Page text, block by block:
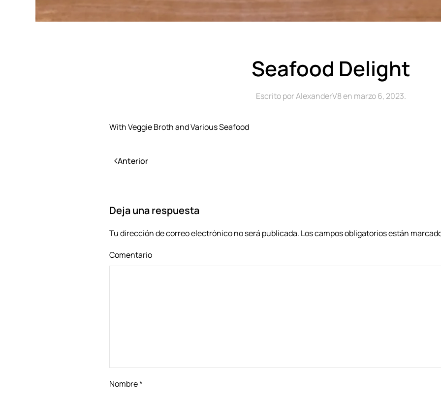
Seafood Delight
Escrito porAlexanderV8en marzo 6, 2023.
With Veggie Broth and Various Seafood
Anterior
Deja una respuesta
Tu dirección de correo electrónico no será publicada. Los campos obligatorios están
Comentario
Nombre*